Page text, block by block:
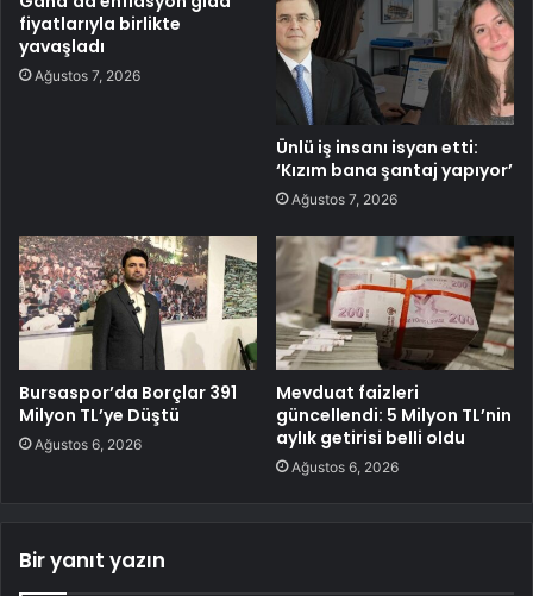
fiyatlarıyla birlikte
yavaşladı
Ağustos 7, 2026
Ünlü iş insanı isyan etti:
‘Kızım bana şantaj yapıyor’
Ağustos 7, 2026
Bursaspor’da Borçlar 391
Milyon TL’ye Düştü
Ağustos 6, 2026
Mevduat faizleri
güncellendi: 5 Milyon TL’nin
aylık getirisi belli oldu
Ağustos 6, 2026
Bir yanıt yazın